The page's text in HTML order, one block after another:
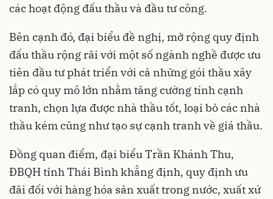
các hoạt động đấu thầu và đầu tư công.
Bên cạnh đó, đại biểu đề nghị, mở rộng quy định
đấu thầu rộng rãi với một số ngành nghề được ưu
tiên đầu tư phát triển với cả những gói thầu xây
lắp có quy mô lớn nhằm tăng cường tính cạnh
tranh, chọn lựa được nhà thầu tốt, loại bỏ các nhà
thầu kém cũng như tạo sự cạnh tranh về giá thầu.
Đồng quan điểm, đại biểu Trần Khánh Thu,
ĐBQH tỉnh Thái Bình khẳng định, quy định ưu
đãi đối với hàng hóa sản xuất trong nước, xuất xứ